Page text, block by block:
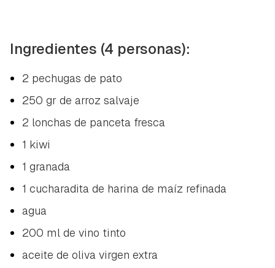
Ingredientes (4 personas):
2 pechugas de pato
250 gr de arroz salvaje
2 lonchas de panceta fresca
1 kiwi
1 granada
1 cucharadita de harina de maíz refinada
agua
200 ml de vino tinto
aceite de oliva virgen extra